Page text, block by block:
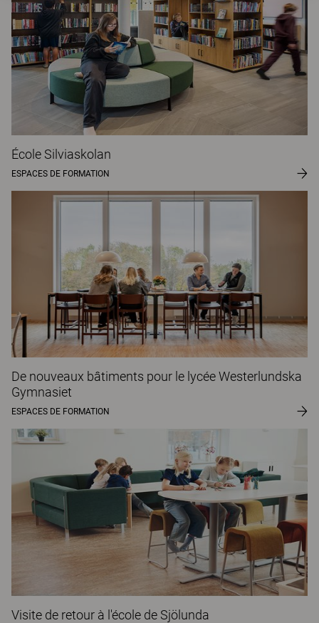
École Silviaskolan
ESPACES DE FORMATION
De nouveaux bâtiments pour le lycée Westerlundska
Gymnasiet
ESPACES DE FORMATION
Visite de retour à l'école de Sjölunda